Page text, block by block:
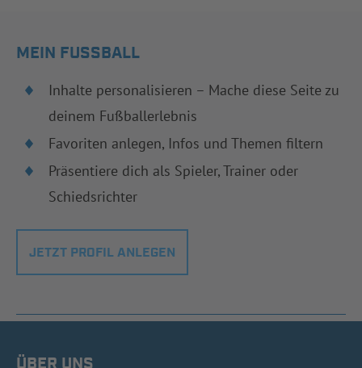
MEIN FUSSBALL
Inhalte personalisieren – Mache diese Seite zu
deinem Fußballerlebnis
Favoriten anlegen, Infos und Themen filtern
Präsentiere dich als Spieler, Trainer oder
Schiedsrichter
JETZT PROFIL ANLEGEN